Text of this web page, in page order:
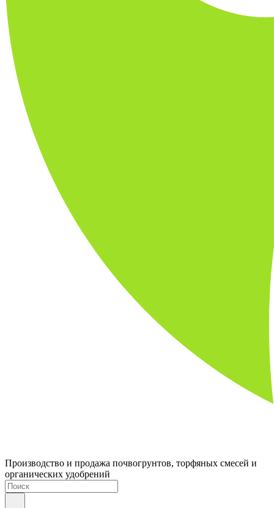
Производство и продажа почвогрунтов, торфяных смесей и
органических удобрений